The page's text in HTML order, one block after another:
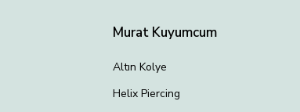
Murat Kuyumcum
Altın Kolye
Helix Piercing